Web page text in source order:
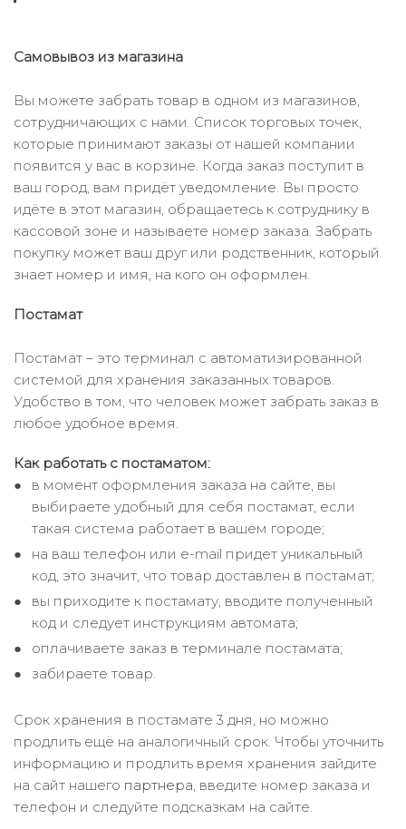
Самовывоз из магазина
Вы можете забрать товар в одном из магазинов,
сотрудничающих с нами. Список торговых точек,
которые принимают заказы от нашей компании
появится у вас в корзине. Когда заказ поступит в
ваш город, вам придёт уведомление. Вы просто
идёте в этот магазин, обращаетесь к сотруднику в
кассовой зоне и называете номер заказа. Забрать
покупку может ваш друг или родственник, который
знает номер и имя, на кого он оформлен.
Постамат
Постамат – это терминал с автоматизированной
системой для хранения заказанных товаров.
Удобство в том, что человек может забрать заказ в
любое удобное время.
Как работать с постаматом:
в момент оформления заказа на сайте, вы
выбираете удобный для себя постамат, если
такая система работает в вашем городе;
на ваш телефон или e-mail придет уникальный
код, это значит, что товар доставлен в постамат;
вы приходите к постамату, вводите полученный
код и следует инструкциям автомата;
оплачиваете заказ в терминале постамата;
забираете товар.
Срок хранения в постамате 3 дня, но можно
продлить ещё на аналогичный срок. Чтобы уточнить
информацию и продлить время хранения зайдите
на сайт нашего партнера, введите номер заказа и
телефон и следуйте подсказкам на сайте.